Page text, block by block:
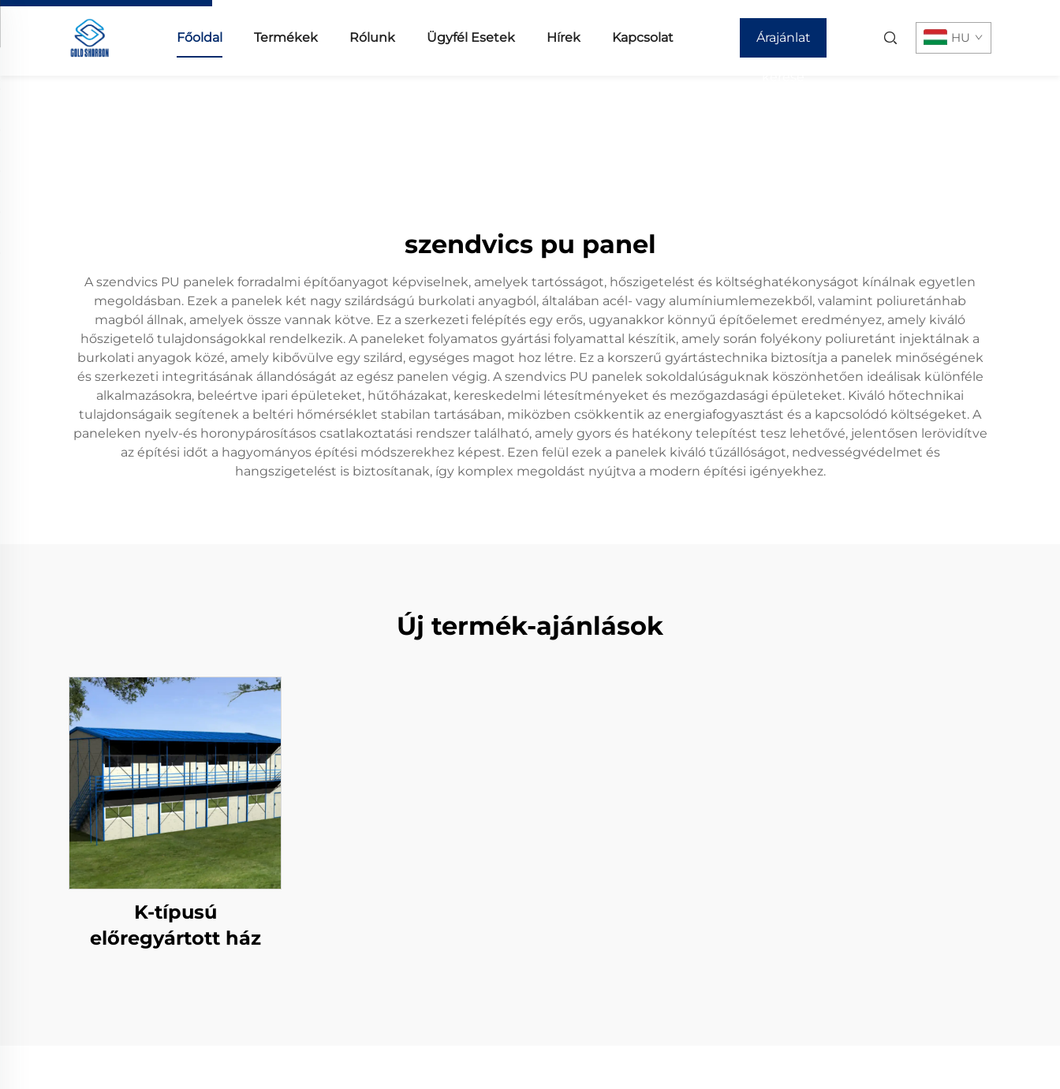
Főoldal Termékek Rólunk Ügyfél Esetek Hírek Kapcsolat Árajánlat HU
szendvics pu panel
A szendvics PU panelek forradalmi építőanyagot képviselnek, amelyek tartósságot, hőszigetelést és költséghatékonyságot kínálnak egyetlen
megoldásban. Ezek a panelek két nagy szilárdságú burkolati anyagból, általában acél- vagy alumíniumlemezekből, valamint poliuretánhab
magból állnak, amelyek össze vannak kötve. Ez a szerkezeti felépítés egy erős, ugyanakkor könnyű építőelemet eredményez, amely kiváló
hőszigetelő tulajdonságokkal rendelkezik. A paneleket folyamatos gyártási folyamattal készítik, amely során folyékony poliuretánt injektálnak a
burkolati anyagok közé, amely kibővülve egy szilárd, egységes magot hoz létre. Ez a korszerű gyártástechnika biztosítja a panelek minőségének
és szerkezeti integritásának állandóságát az egész panelen végig. A szendvics PU panelek sokoldalúságuknak köszönhetően ideálisak különféle
alkalmazásokra, beleértve ipari épületeket, hűtőházakat, kereskedelmi létesítményeket és mezőgazdasági épületeket. Kiváló hőtechnikai
tulajdonságaik segítenek a beltéri hőmérséklet stabilan tartásában, miközben csökkentik az energiafogyasztást és a kapcsolódó költségeket. A
paneleken nyelv-és horonypárosításos csatlakoztatási rendszer található, amely gyors és hatékony telepítést tesz lehetővé, jelentősen lerövidítve
az építési időt a hagyományos építési módszerekhez képest. Ezen felül ezek a panelek kiváló tűzállóságot, nedvességvédelmet és
hangszigetelést is biztosítanak, így komplex megoldást nyújtva a modern építési igényekhez.
Új termék-ajánlások
K-típusú
előregyártott ház